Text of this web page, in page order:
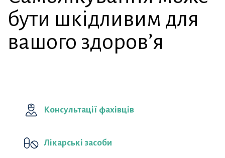
Консультації фахівців
Лікарські засоби
бути шкідливим для
вашого здоров’я